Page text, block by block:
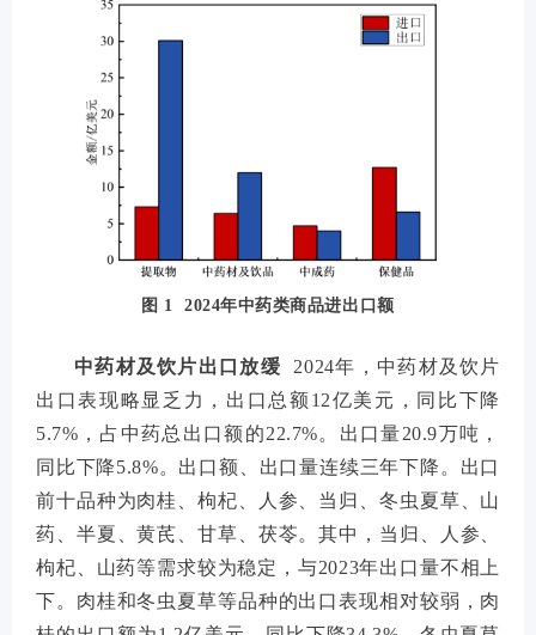
图 1 2024年中药类商品进出口额
中药材及饮片出口放缓 2024年，中药材及饮片
出口表现略显乏力，出口总额12亿美元，同比下降
5.7%，占中药总出口额的22.7%。出口量20.9万吨，
同比下降5.8%。出口额、出口量连续三年下降。出口
前十品种为肉桂、枸杞、人参、当归、冬虫夏草、山
药、半夏、黄芪、甘草、茯苓。其中，当归、人参、
枸杞、山药等需求较为稳定，与2023年出口量不相上
下。肉桂和冬虫夏草等品种的出口表现相对较弱，肉